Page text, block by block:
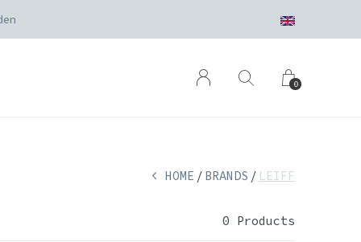
0
HOME BRANDS LEIFF
0 Products